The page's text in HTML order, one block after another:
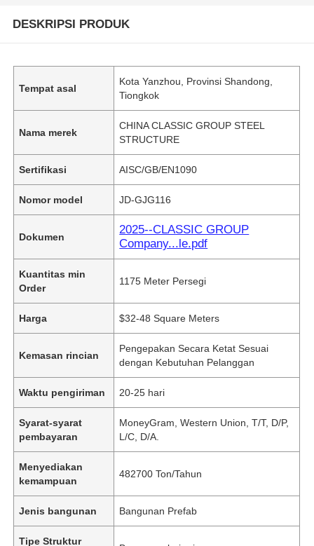
DESKRIPSI PRODUK
Tempat asal
Kota Yanzhou, Provinsi Shandong,
Tiongkok
Nama merek
CHINA CLASSIC GROUP STEEL
STRUCTURE
Sertifikasi AISC/GB/EN1090
Nomor model JD-GJG116
Dokumen
2025--CLASSIC GROUP
Company...le.pdf
Kuantitas min
Order
1175 Meter Persegi
Harga $32-48 Square Meters
Kemasan rincian
Pengepakan Secara Ketat Sesuai
dengan Kebutuhan Pelanggan
Waktu pengiriman 20-25 hari
Syarat-syarat
pembayaran
MoneyGram, Western Union, T/T, D/P,
L/C, D/A.
Menyediakan
kemampuan
482700 Ton/Tahun
Jenis bangunan Bangunan Prefab
Tipe Struktur